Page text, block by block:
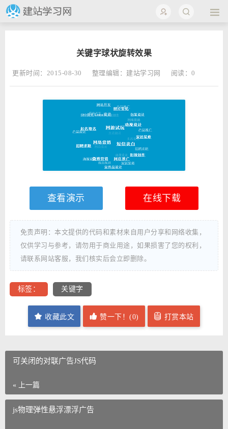
关键字球状旋转效果
更新时间：2015-08-30 整理编辑：建站学习网 阅读：0
查看演示 在线下载
免责声明：本文提供的代码和素材来自用户分享和网络收集，
仅供学习与参考，请勿用于商业用途，如果损害了您的权利，
请联系网站客服，我们核实后会立即删除。
标签： 关键字
收藏此文 赞一下！(0) 打赏本站
可关闭的对联广告JS代码
« 上一篇
js物理弹性悬浮漂浮广告